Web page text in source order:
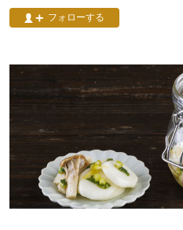
フォローする